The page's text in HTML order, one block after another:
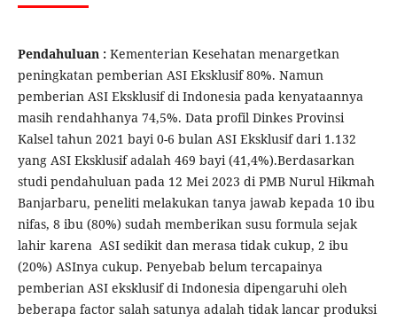
Pendahuluan :Kementerian Kesehatan menargetkan
peningkatan pemberian ASI Eksklusif 80%. Namun
pemberian ASI Eksklusif di Indonesia pada kenyataannya
masih rendahhanya 74,5%. Data profil Dinkes Provinsi
Kalsel tahun 2021 bayi 0-6 bulan ASI Eksklusif dari 1.132
yang ASI Eksklusif adalah 469 bayi (41,4%).Berdasarkan
studi pendahuluan pada 12 Mei 2023 di PMB Nurul Hikmah
Banjarbaru, peneliti melakukan tanya jawab kepada 10 ibu
nifas, 8 ibu (80%) sudah memberikan susu formula sejak
lahir karena ASI sedikit dan merasa tidak cukup, 2 ibu
(20%) ASInya cukup. Penyebab belum tercapainya
pemberian ASI eksklusif di Indonesia dipengaruhi oleh
beberapa factor salah satunya adalah tidak lancar produksi